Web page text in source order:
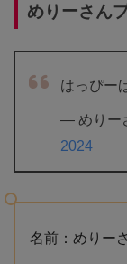
めりーさん
はっぴー
— めりー
2024
名前：めりー